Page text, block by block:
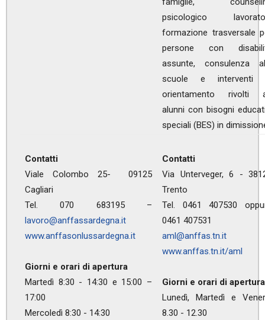
psicologico
formazione trasversale
persone con
assunte, consulenza
scuole e interventi
orientamento rivolti
alunni con bisogni
speciali (BES) in
Contatti
Viale Colombo 25- 09125
Cagliari
Tel. 070 683195 –
lavoro@anffassardegna.it
www.anffasonlussardegna.it
Giorni e orari di apertura
Martedì 8:30 - 14:30 e 15:00 –
17:00
Mercoledì 8:30 - 14:30
Contatti
Via Unterveger, 6 -
Trento
Tel. 0461 407530
0461 407531
aml@anffas.tn.it
www.anffas.tn.it/aml
Giorni e orari di apertura
Lunedì, Martedì e
8.30 - 12.30